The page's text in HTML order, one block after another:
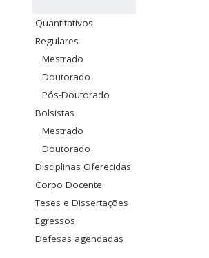
Quantitativos
Regulares
Mestrado
Doutorado
Pós-Doutorado
Bolsistas
Mestrado
Doutorado
Disciplinas Oferecidas
Corpo Docente
Teses e Dissertações
Egressos
Defesas agendadas